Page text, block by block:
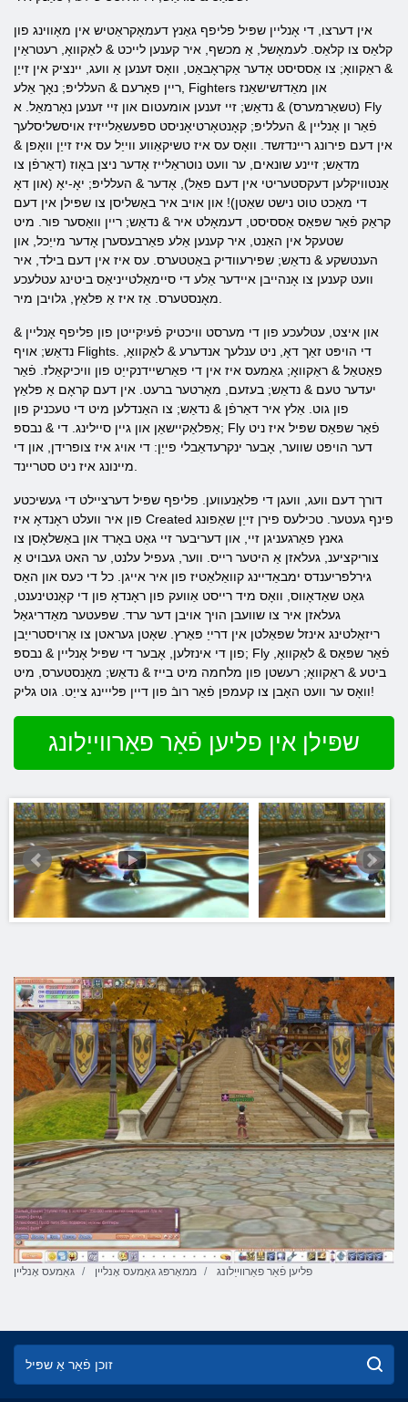
אין דערצו, די אָנליין שפּיל פליפף גאַנץ דעמאָקראַטיש אין מאָווינג פון
קלאַס צו קלאַס. לעמאָשל, אַ מכשף, איר קענען לייכט & לאַקוואָ, רעטראַין
& ראַקוואָ; צו אַססיסט אָדער אַקראָבאַט, וואָס זענען אַ וועג, יינציק אין זייַן
ריין פאָרעם & העלליפּ; נאָך אַלע, Fighters און מאַדזשישאַנז
(טשאַרמערס) & נדאַש; זיי זענען אומעטום און זיי זענען נאָרמאַל. א Fly
פֿאַר ון אָנליין & העלליפּ; קאָנטאָרטיאָניסט ספּעשאַלייזיז אויסשליסלעך
אין דעם פירונג ריינדזשד. וואָס עס איז טשיקאַווע ווייַל עס איז זייַן וואָפן &
מדאַש; זיינע שונאים, ער וועט נוטראַלייז אָדער ניצן באָוז (דאַרפֿן צו
אַנטוויקלען דעקסטעריטי אין דעם פאַל), אָדער & העלליפּ; יאָ-יאָ (און דאָ
די מאַכט טוט נישט שאַטן)! און אויב איר באַשליסן צו שפּילן אין דעם
קראַק פֿאַר שפּאַס אַססיסט, דעמאָלט איר & נדאַש; ריין וואַסער פור. מיט
שטעקל אין האַנט, איר קענען אַלע פאַרבעסערן אָדער מייַכל, און
הענטשקע & נדאַש; שפּירעוודיק באַטטערס. עס איז אין דעם בילד, איר
וועט קענען צו אָנהייבן איידער אַלע די סיימאַלטייניאַס ביטינג עטלעכע
און איצט, עטלעכע פון ​​די מערסט וויכטיק פֿעיִקייטן פון פליפף אָנליין &
נדאַש; אויף Flights. די הויפּט זאַך דאָ, ניט ענלעך אנדערע & לאַקוואָ,
פאַטאַל & ראַקוואָ; גאַמעס איז אין די פאַרשיידנקייַט פון וויכיקאַלז. פֿאַר
יעדער טעם & נדאַש; בעזעם, מאָרטער ברעט. אין דעם קראָם אַ פּלאַץ
פון גוט. אַלץ איר דאַרפֿן & נדאַש; צו האַנדלען מיט די טעכניק פון
אַפּלאַקיישאַן און גיין סיילינג. די & נבספּ; Fly פֿאַר שפּאַס שפּיל איז ניט
דער הויפּט שווער, אָבער ינקרעדאַבלי פייַן: די אויג איז צופרידן, און די
דורך דעם וועג, וועגן די פּלאַנעווען. פליפף שפּיל דערציילט די געשיכטע
פון ​​איר וועלט ראָנדאָ איז Created פינף געטער. טכילעס פירן זייַן שאַפונג
גאנץ פאַרגעניגן זיי, און דעריבער זיי גאַט באָרד און באַשלאָסן צו
צוריקציענ, געלאזן אַ היטער רייס. ווער, געפיל עלנט, ער האט געבויט אַ
גירלפריענדס ימבאַדיינג קוואַלאַטיז פון איר אייגן. כל די כּעס און האַס
גאַט שאַדאָווס, וואָס מיד רייסט אַוועק פון ראָנדאָ פון די קאָנטינענט,
געלאזן איר צו שוועבן הויך אויבן דער ערד. שפּעטער מאַדריגאַל
ריזאַלטינג אינזל שפּאַלטן אין דרייַ פּאַרץ. שאָטן געראטן צו אַרויסטרייַבן
פון די אינזלען, אָבער די שפּיל אָנליין & נבספּ; Fly פֿאַר שפּאַס & לאַקוואָ,
ביטע & ראַקוואָ; רעשטן פון מלחמה מיט בייז & נדאַש; מאָנסטערס, מיט
וואָס ער וועט האָבן צו קעמפן פֿאַר רובֿ פון דיין פּלייינג צייַט. גוט גליק!
שפּילן אין פליען פֿאַר פאַרווייַלונג
גאַמעס אָנליין ממאָרפּג גאַמעס אָנליין פליען פֿאַר פאַרווייַלונג